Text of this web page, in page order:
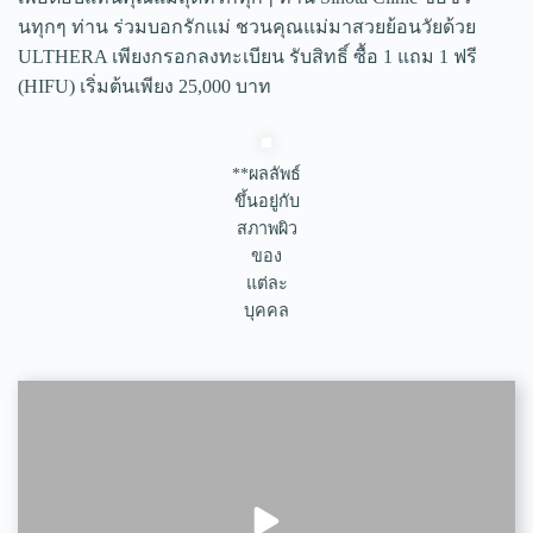
นทุกๆ ท่าน ร่วมบอกรักแม่ ชวนคุณแม่มาสวยย้อนวัยด้วย
ULTHERA เพียงกรอกลงทะเบียน รับสิทธิ์ ซื้อ 1 แถม 1 ฟรี
(HIFU) เริ่มต้นเพียง 25,000 บาท
**ผลลัพธ์
ขึ้นอยู่กับ
สภาพผิว
ของ
แต่ละ
บุคคล